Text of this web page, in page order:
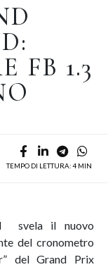
FB 1.3
TEMPO DI LETTURA: 4 MIN
svela il nuovo
del cronometro
del Grand Prix